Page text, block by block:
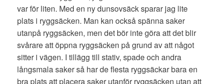
var för liten. Med en ny dunsovsäck sparar jag lite
plats i ryggsäcken. Man kan också spänna saker
utanpå ryggsäcken, men det bör inte göra att det blir
svårare att öppna ryggsäcken på grund av att något
sitter i vägen. I tillägg till stativ, spade och andra
långsmala saker så har de flesta ryggsäckar bara en
bra plats att placera saker utanför ryggsäcken utan att